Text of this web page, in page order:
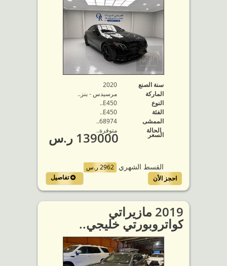
سنة الصنع
2020
الماركة
مرسيدس - بنز..
النوع
E450..
الفئة
E450..
الممشى
68974..
الحالة
متوفرة‬..
السعر 139000 ر.س
القسط الشهري 2962 ر.س
تفاصيل
احجز الأن
2019 مازيراتي
كواتروبورتي خليجي..